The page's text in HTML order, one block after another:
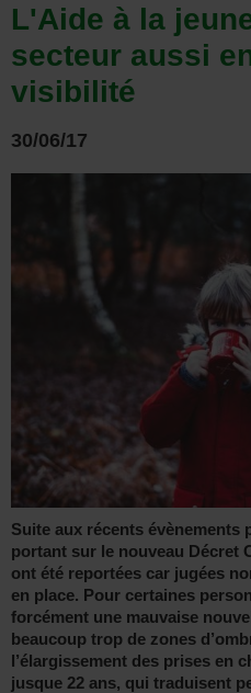
L'Aide à la
secteur aussi
visibilité
30/06/17
Suite aux récents
portant sur le nouveau Décret
ont été reportées car jugées
en place. Pour certaines
forcément une mauvaise
beaucoup trop de zones
l’élargissement des prises en
jusque 22 ans, qui traduisent